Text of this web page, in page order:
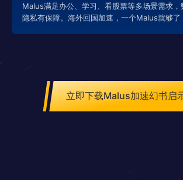
Malus满足办公、学习、看股票等多场景需求，
隐私有保障。海外回国加速，一个Malus就够了
立即下载Malus加速幻书启